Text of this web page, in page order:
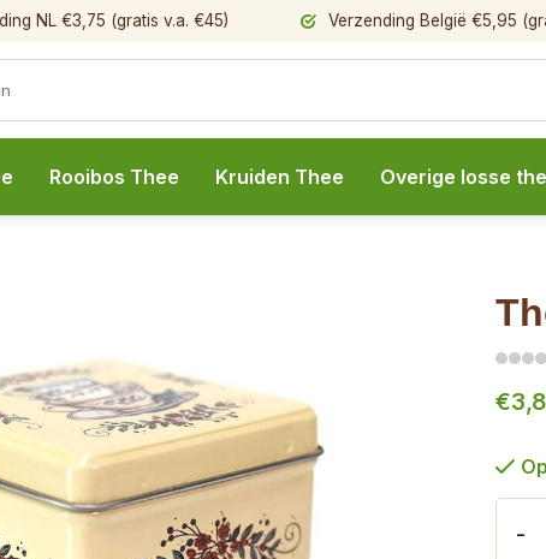
NL €3,75 (gratis v.a. €45) Verzending België €5,95
Rooibos Thee Kruiden Thee Overige losse
-